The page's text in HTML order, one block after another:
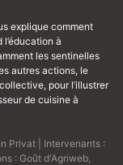
explique comment
à
les sentinelles
autres actions, le
pour l’illustrer
de cuisine à
Privat | Intervenants :
: Goût d'Agriweb